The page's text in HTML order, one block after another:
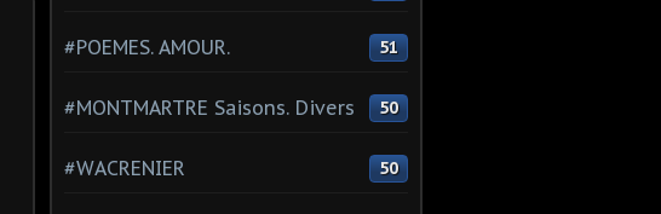
#POEMES. AMOUR. 51
#MONTMARTRE Saisons. Divers 50
#WACRENIER 50